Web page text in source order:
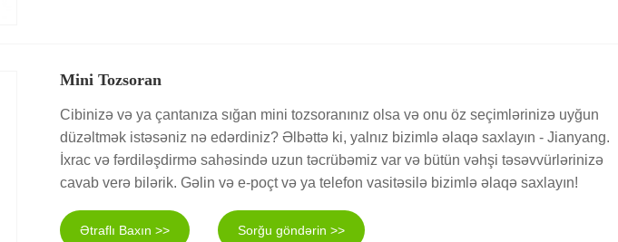
Mini Tozsoran
Cibinizə və ya çantanıza sığan mini tozsoranınız olsa və onu öz seçimlərinizə uyğun
düzəltmək istəsəniz nə edərdiniz? Əlbəttə ki, yalnız bizimlə əlaqə saxlayın - Jianyang.
İxrac və fərdiləşdirmə sahəsində uzun təcrübəmiz var və bütün vəhşi təsəvvürlərinizə
cavab verə bilərik. Gəlin və e-poçt və ya telefon vasitəsilə bizimlə əlaqə saxlayın!
Ətraflı Baxın >> Sorğu göndərin >>